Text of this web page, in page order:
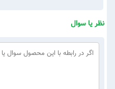
نظر یا سوال